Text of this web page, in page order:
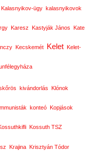
Kalasnyikov-ügy kalasnyikovok
Karesz Kastyják János Kate
Kecskemét Kelet Kelet-
kivándorlás Klónok
konteó Kopjások
Kossuth TSZ
Krajina Krisztyán Tódor